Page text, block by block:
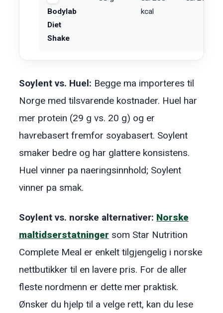
Bodylab
Diet
Shake
kcal
Soylent vs. Huel: Begge ma importeres til
Norge med tilsvarende kostnader. Huel har
mer protein (29 g vs. 20 g) og er
havrebasert fremfor soyabasert. Soylent
smaker bedre og har glattere konsistens.
Huel vinner pa naeringsinnhold; Soylent
vinner pa smak.
Soylent vs. norske alternativer: Norske
maltidserstatninger som Star Nutrition
Complete Meal er enkelt tilgjengelig i norske
nettbutikker til en lavere pris. For de aller
fleste nordmenn er dette mer praktisk.
Ønsker du hjelp til a velge rett, kan du lese